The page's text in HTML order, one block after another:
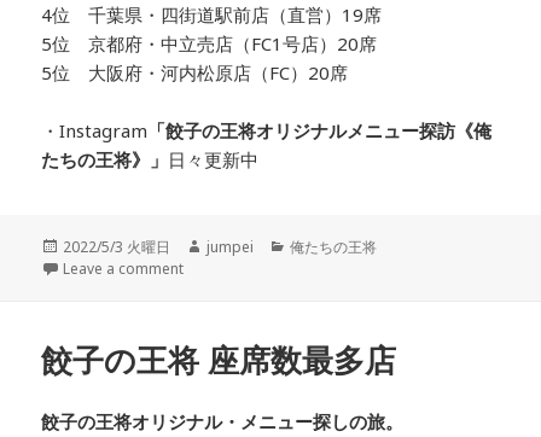
4位 千葉県・四街道駅前店（直営）19席
5位 京都府・中立売店（FC1号店）20席
5位 大阪府・河内松原店（FC）20席
・Instagram 「餃子の王将オリジナルメニュー探訪 《俺
たちの王将》」 日々更新中
投
稿
2022/5/3 火曜日
作
jumpei
カ
俺たちの王将
Leave a comment
餃子の王将 座席数最多店
餃子の王将オリジナル・メニュー探しの旅。